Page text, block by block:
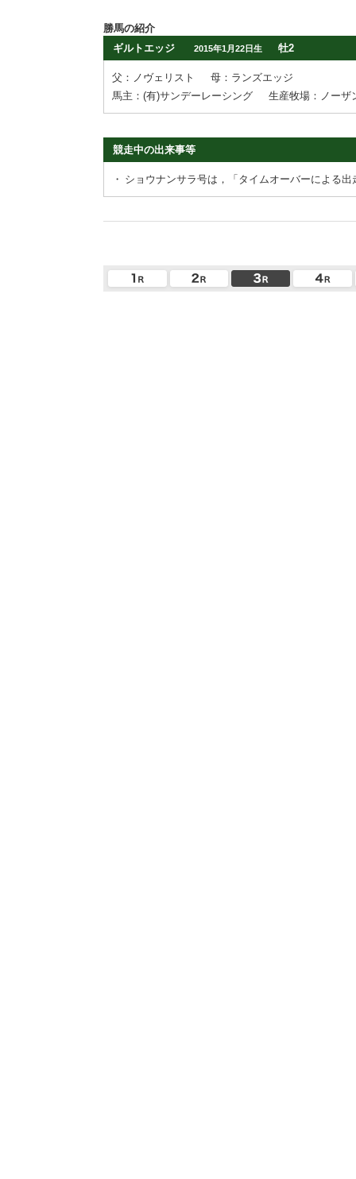
勝馬の紹介
ギルトエッジ
2015年1月22日生 牡2
父：ノヴェリスト
母：ランズエッジ
馬主：(有)サンデーレーシング
生産牧場：ノーザ
競走中の出来事等
・ ショウナンサラ号は，「タイムオーバーによる